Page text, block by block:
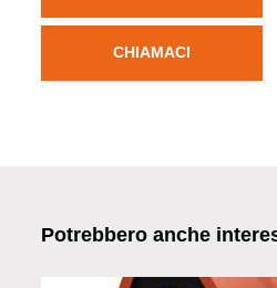
CHIAMACI
Potrebbero anche